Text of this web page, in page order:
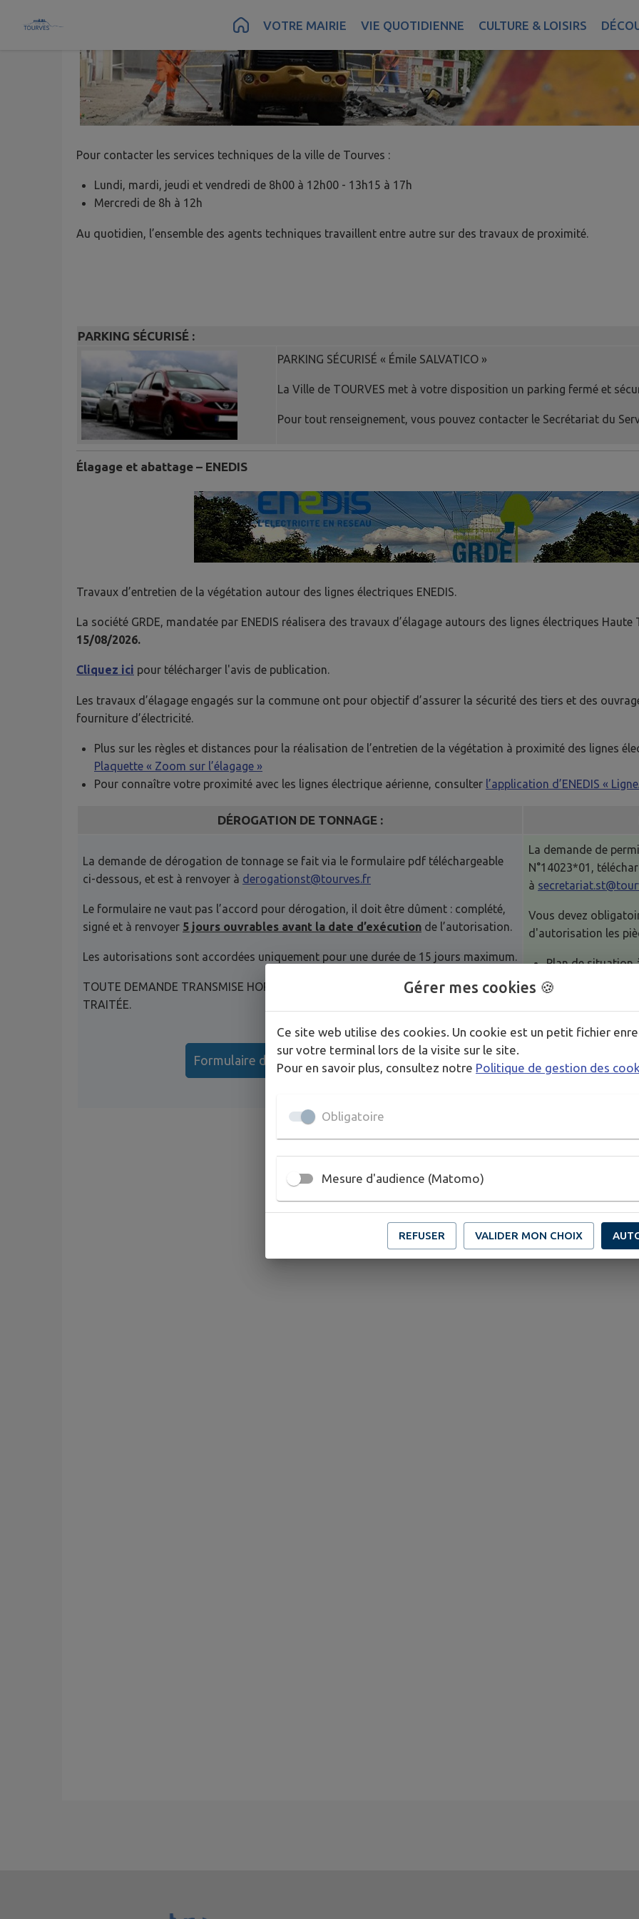
Contenu Pied de pageVOTRE MAIRIE VIE QUOTIDIENNE CULTURE & LOISIRS
Pour contacter les services techniques de la ville de Tourves :​​​​​
Lundi, mardi, jeudi et vendredi de 8h00 à 12h00 - 13h15 à 17h
Mercredi de 8h à 12h
​​​​Au quotidien, l’ensemble des agents techniques travaillent entre autre sur des travaux de proximité.
PARKING SÉCURISÉ :
PARKING SÉCURISÉ « Émile SALVATICO »
La Ville de TOURVES met à votre disposition un parking fermé et
Pour tout renseignement, vous pouvez contacter le Secrétariat du
Élagage et abattage – ENEDIS
Travaux d’entretien de la végétation autour des lignes électriques ENEDIS.
La société GRDE, mandatée par ENEDIS réalisera des travaux d’élagage autours des lignes électriques
15/08/2026.
Cliquez ici pour télécharger l'avis de publication.
Les travaux d’élagage engagés sur la commune ont pour objectif d’assurer la sécurité des tiers et des
fourniture d’électricité.
Plus sur les règles et distances pour la réalisation de l’entretien de la végétation à proximité des lignes
Plaquette « Zoom sur l’élagage »
Pour connaître votre proximité avec les lignes électrique aérienne, consulter l’application d’ENEDIS «
DÉROGATION DE TONNAGE :
La demande de dérogation de tonnage se fait via le formulaire pdf téléchargeable
ci-dessous, et est à renvoyer à derogationst@tourves.fr
Le formulaire ne vaut pas l’accord pour dérogation, il doit être dûment : complété,
signé et à renvoyer 5 jours ouvrables avant la date d’exécution de l’autorisation.
Les autorisations sont accordées uniquement pour une durée de 15 jours maximum.
TOUTE DEMANDE TRANSMISE HORS DÉLAI ET NON COMPLÉTE NE POURRA ÊTRE
TRAITÉE.
Formulaire de dérogation de tonnage
La demande de
N°14023*01,
à
Vous devez
d'autorisation les
Plan de situation
Plan de
Demande
Gérer mes cookies 🍪
Ce site web utilise des cookies. Un cookie est un petit fichier
sur votre terminal lors de la visite sur le site.
Pour en savoir plus, consultez notre Politique de gestion des
Obligatoire
Mesure d'audience (Matomo)
REFUSER VALIDER MON CHOIX